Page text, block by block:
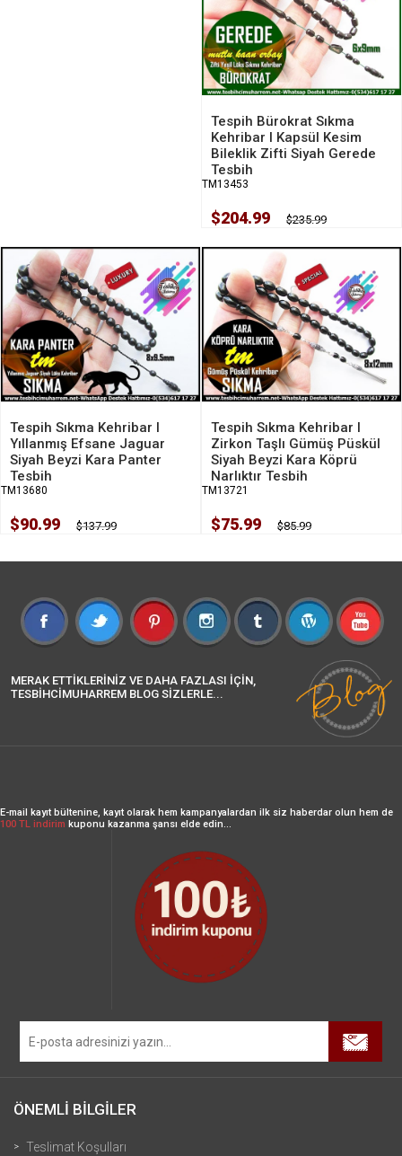
Tespih Bürokrat Sıkma
Kehribar I Kapsül Kesim
Bileklik Zifti Siyah Gerede
Tesbih
TM13453
$204.99 $235.99
Tespih Sıkma Kehribar I
Yıllanmış Efsane Jaguar
Siyah Beyzi Kara Panter
Tesbih
TM13680
$90.99 $137.99
Tespih Sıkma Kehribar l
Zirkon Taşlı Gümüş Püskül
Siyah Beyzi Kara Köprü
Narlıktır Tesbih
TM13721
$75.99 $85.99
MERAK ETTİKLERİNİZ VE DAHA FAZLASI İÇİN,
TESBİHCİMUHARREM BLOG SİZLERLE...
E-mail kayıt bültenine, kayıt olarak hem kampanyalardan ilk siz haberdar olun hem de
100 TL indirim kuponu kazanma şansı elde edin...
ÖNEMLİ BİLGİLER
Teslimat Koşulları